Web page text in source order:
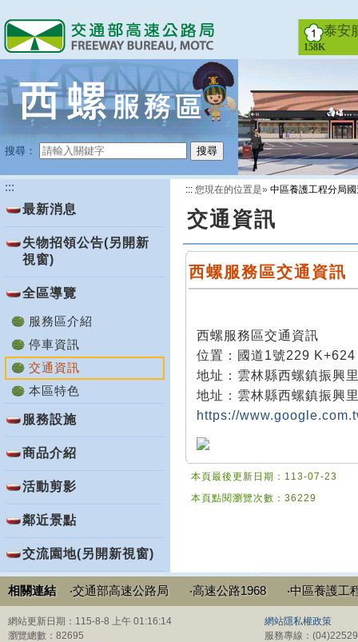
到
主
要
容
泰安
158K
搜尋： 搜尋
:::
最新消息
失物招領公告(另開新
視窗)
全區導覽
服務區介紹
停車資訊
交通資訊
本區特色
服務設施
商品介紹
活動剪影
鄰近景點
交流園地(另開新視窗)
::: 您現在的位置是» 中區養護工程分局
交通資訊
西螺服務區交通資訊
西螺服務區交通資訊
位置：國道1號229 K+624
地址：雲林縣西螺鎮振興
地址：雲林縣西螺鎮振興
https://
本頁最後更新日期：113-07-23
本頁點閱瀏覽次數：36229
相關連結 ‧交通部高速公路局 ‧高速公路1968 ‧中區養護工
網站更新日期：115-8-8 上午 01:16:14
瀏覽總數：82695
網站隱私權政策
服務專線：